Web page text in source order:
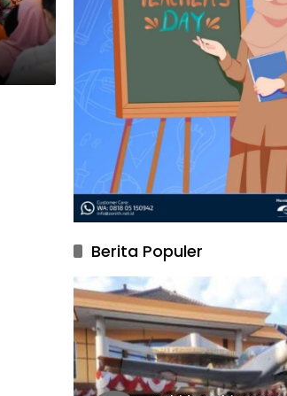
Berita Populer